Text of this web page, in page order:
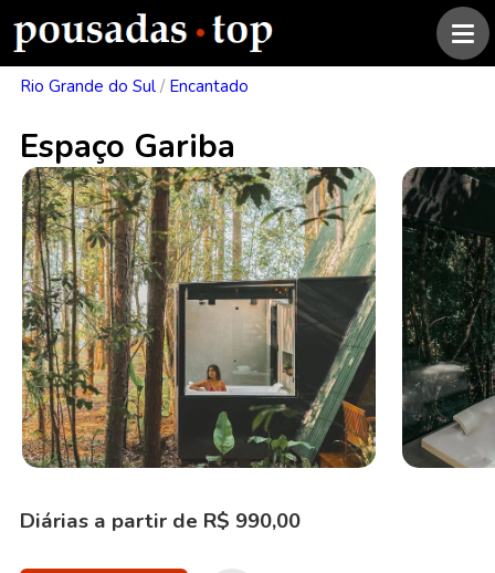
Rio Grande do Sul / Encantado
Espaço Gariba
Diárias a partir de R$ 990,00